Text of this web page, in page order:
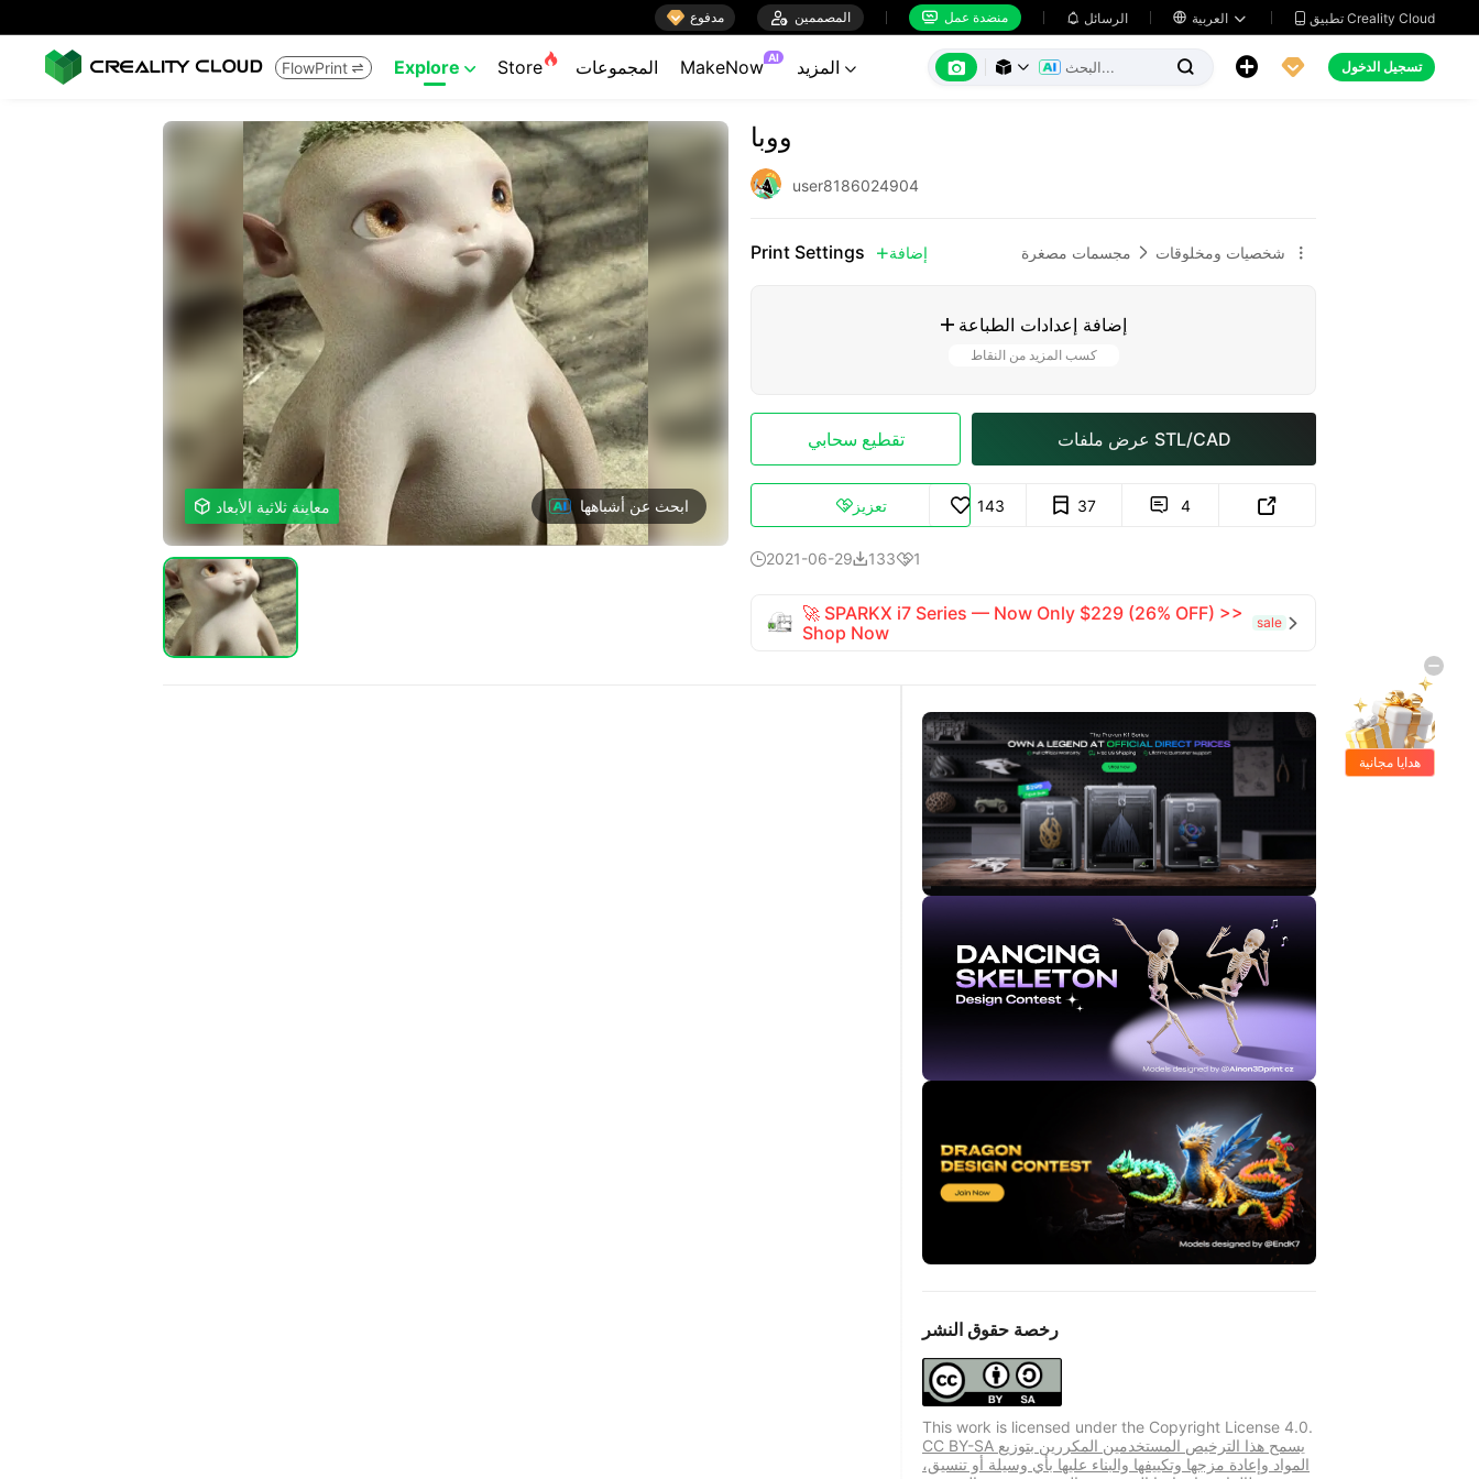
 مدفوع  المصممين  منضدة عمل  الرسائل    تطبيق Creality Cloud
FlowPrint  Explore  Store المجموعات MakeNow AI
       تسجيل الدخول
 معاينة ثلاثية الأبعاد ابحث عن أشباهها
ووبا
user8186024904
Print Settings  إضافة مجسمات مصغرة  شخصيات ومخلوقات 
 إضافة إعدادات الطباعة
كسب المزيد من النقاط
تقطيع سحابي عرض ملفات STL/CAD
تعزيز 143 37  4 
2021-06-291331
🚀 SPARKX i7 Series — Now Only $229 (26% OFF) >>
Shop Now
sale 
رخصة حقوق النشر
This work is licensed under the Copyright License 4.0.
CC BY-SA يسمح هذا الترخيص المستخدمين المكررين بتوزيع
المواد وإعادة مزجها وتكييفها والبناء عليها بأي وسيلة أو تنسيق،
هدايا مجانية